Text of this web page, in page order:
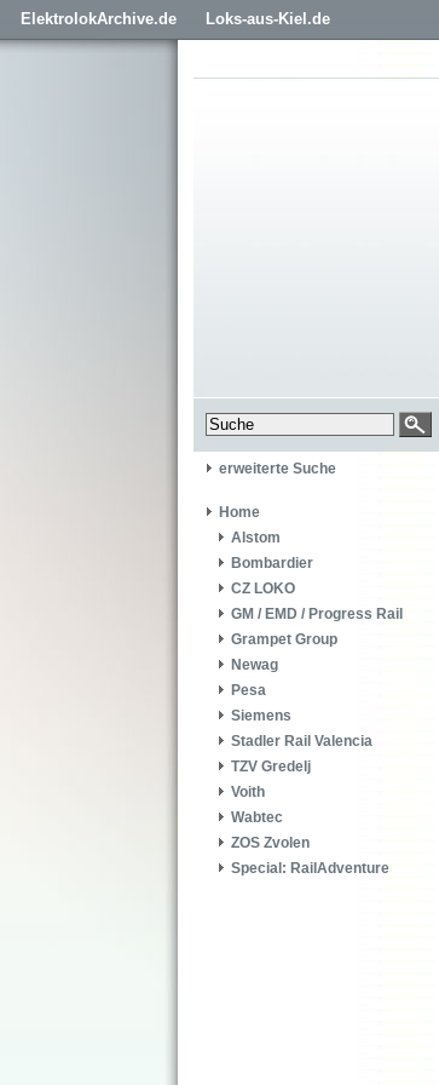
ElektrolokArchive.de Loks-aus-Kiel.de
erweiterte Suche
Home
Alstom
Bombardier
CZ LOKO
GM / EMD / Progress Rail
Grampet Group
Newag
Pesa
Siemens
Stadler Rail Valencia
TZV Gredelj
Voith
Wabtec
ZOS Zvolen
Special: RailAdventure